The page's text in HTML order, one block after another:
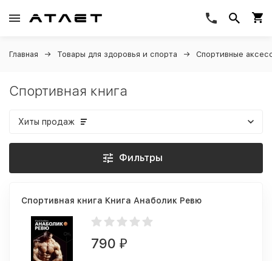
Главная Товары для здоровья и спорта Спортивные
Спортивная книга
Хиты продаж
Фильтры
Спортивная книга Книга Анаболик Ревю
790 ₽